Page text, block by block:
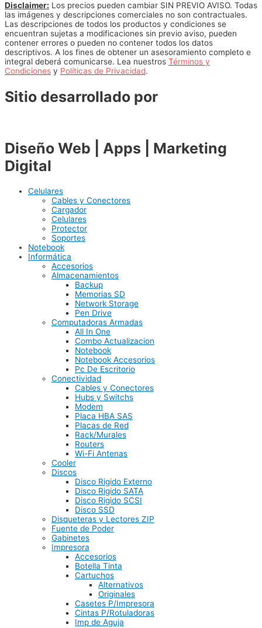
Disclaimer: Los precios pueden cambiar SIN PREVIO AVISO. Todas
las imágenes y descripciones comerciales no son contractuales.
Las descripciones de todos los productos y condiciones se
encuentran sujetas a modificaciones sin previo aviso, pueden
contener errores o pueden no contener todos los datos
descriptivos. A los fines de obtener un asesoramiento completo e
integral deberá comunicarse. Lea nuestros Términos y
Condiciones y Políticas de Privacidad.
Sitio desarrollado por
Diseño Web | Apps | Marketing
Digital
Celulares
Cables y Conectores
Cargador
Celulares
Protector
Soportes
Notebook
Informática
Accesorios
Almacenamientos
Backup
Memorias SD
Network Storage
Pen Drive
Computadoras Armadas
All In One
Combo Actualizacion
Notebook
Notebook Accesorios
Pc De Escritorio
Conectividad
Cables y Conectores
Hubs y Switchs
Modem
Placa HBA SAS
Placas de Red
Rack/Murales
Routers
Wi-Fi Antenas
Cooler
Discos
Disco Rigido Externo
Disco Rigido SATA
Disco Rigido SCSI
Disco SSD
Disqueteras y Lectores ZIP
Fuente de Poder
Gabinetes
Impresora
Accesorios
Botella Tinta
Cartuchos
Alternativos
Originales
Casetes P/Impresora
Cintas P/Rotuladoras
Imp de Aguja